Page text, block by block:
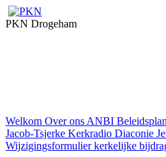
PKN Drogeham
Welkom Over ons ANBI Beleidsplan
Jacob-Tsjerke Kerkradio Diaconie
Wijzigingsformulier kerkelijke